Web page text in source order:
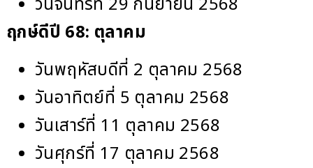
ฤกษ์ดีปี 68: ตุลาคม
วันพฤหัสบดีที่ 2 ตุลาคม 2568
วันอาทิตย์ที่ 5 ตุลาคม 2568
วันเสาร์ที่ 11 ตุลาคม 2568
วันศุกร์ที่ 17 ตุลาคม 2568